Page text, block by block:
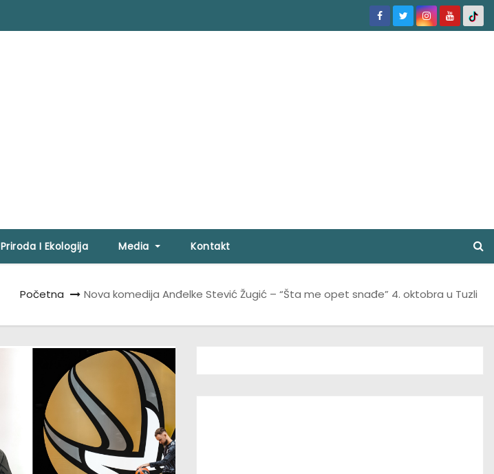
Priroda I Ekologija Media Kontakt
Početna Nova komedija Anđelke Stević Žugić – “Šta me opet snađe” 4. oktobra u Tuzli